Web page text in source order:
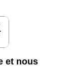
et nous